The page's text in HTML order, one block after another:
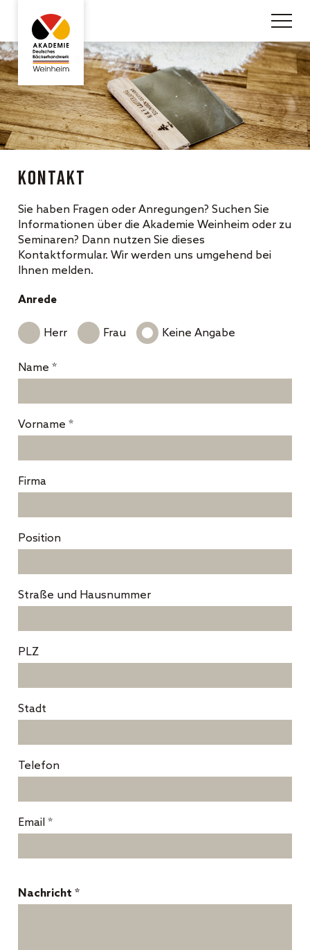
Kontakt
Sie haben Fragen oder Anregungen? Suchen Sie
Informationen über die Akademie Weinheim oder zu
Seminaren? Dann nutzen Sie dieses
Kontaktformular. Wir werden uns umgehend bei
Ihnen melden.
Anrede
Herr Frau Keine Angabe
Name *
Vorname *
Firma
Position
Straße und Hausnummer
PLZ
Stadt
Telefon
Email *
Nachricht *